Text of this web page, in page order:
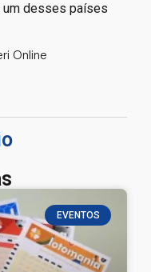
que os países
uma maior
maior
de adaptação e o
desses países
Online